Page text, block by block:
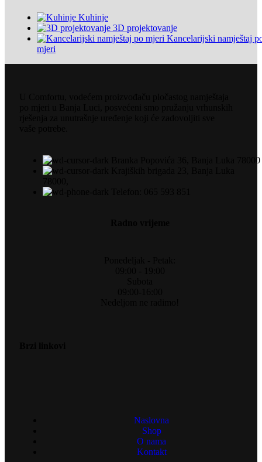
Kuhinje
3D projektovanje
Kancelarijski namještaj
mjeri
Branka Popovića 36, Banja Luka 78000
Naslovna
Shop
O nama
Kontakt